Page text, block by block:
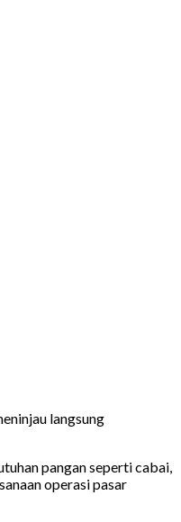
langsung
pangan seperti cabai,
operasi pasar